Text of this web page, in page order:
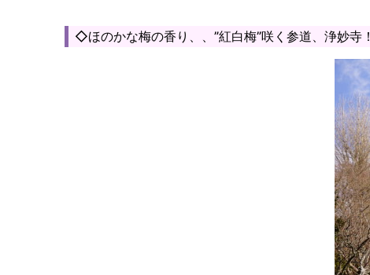
◇ほのかな梅の香り、、”紅白梅”咲く参道、浄妙寺！